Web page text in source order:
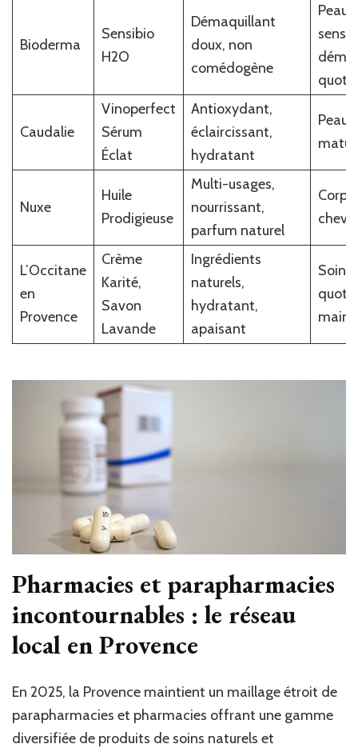
Bioderma
Sensibio
H2O
Démaquillant
doux, non
comédogène
Peaux
Caudalie
Vinoperfect
Sérum
Éclat
Antioxydant,
éclaircissant,
hydratant
Nuxe
Huile
Prodigieuse
Multi-usages,
nourrissant,
parfum naturel
L’Occitane
en
Provence
Crème
Karité,
Savon
Lavande
Ingrédients
naturels,
hydratant,
apaisant
Soins
Pharmacies et parapharmacies
incontournables : le réseau
local en Provence
En 2025, la Provence maintient un maillage étroit de
parapharmacies et pharmacies offrant une gamme
diversifiée de produits de soins naturels et